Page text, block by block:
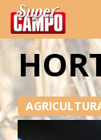
Temas de hoy